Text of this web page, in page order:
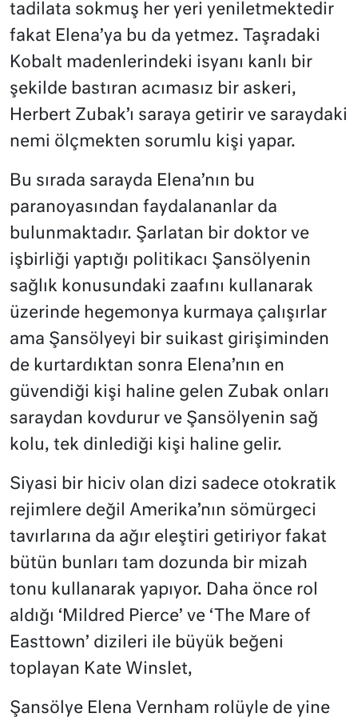
tadilata sokmuş her yeri yeniletmektedir
fakat Elena’ya bu da yetmez. Taşradaki
Kobalt madenlerindeki isyanı kanlı bir
şekilde bastıran acımasız bir askeri,
Herbert Zubak’ı saraya getirir ve saraydaki
nemi ölçmekten sorumlu kişi yapar.
Bu sırada sarayda Elena’nın bu
paranoyasından faydalananlar da
bulunmaktadır. Şarlatan bir doktor ve
işbirliği yaptığı politikacı Şansölyenin
sağlık konusundaki zaafını kullanarak
üzerinde hegemonya kurmaya çalışırlar
ama Şansölyeyi bir suikast girişiminden
de kurtardıktan sonra Elena’nın en
güvendiği kişi haline gelen Zubak onları
saraydan kovdurur ve Şansölyenin sağ
kolu, tek dinlediği kişi haline gelir.
Siyasi bir hiciv olan dizi sadece otokratik
rejimlere değil Amerika’nın sömürgeci
tavırlarına da ağır eleştiri getiriyor fakat
bütün bunları tam dozunda bir mizah
tonu kullanarak yapıyor. Daha önce rol
aldığı ‘Mildred Pierce’ ve ‘The Mare of
Easttown’ dizileri ile büyük beğeni
toplayan Kate Winslet,
Şansölye Elena Vernham rolüyle de yine